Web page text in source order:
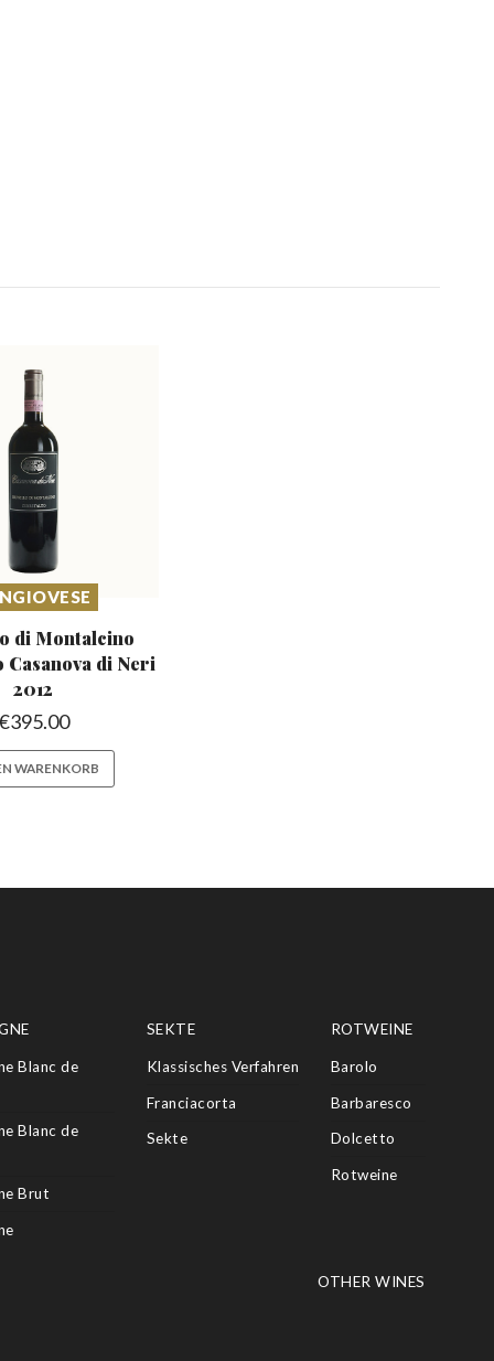
di Montalcino
Casanova di Neri
2012
395.00
WARENKORB
Blanc de
Blanc de
Brut
SEKTE
Klassisches Verfahren
Franciacorta
Sekte
ROTWEINE
Barolo
Barbaresco
Dolcetto
Rotweine
OTHER WINES